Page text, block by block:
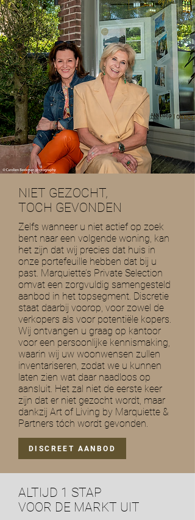
NIET GEZOCHT,
TOCH GEVONDEN
Zelfs wanneer u niet actief op zoek
bent naar een volgende woning, kan
het zijn dat wij precies dat huis in
onze portefeuille hebben dat bij u
past. Marquiette’s Private Selection
omvat een zorgvuldig samengesteld
aanbod in het topsegment. Discretie
staat daarbij voorop, voor zowel de
verkopers als voor potentiële kopers.
Wij ontvangen u graag op kantoor
voor een persoonlijke kennismaking,
waarin wij uw woonwensen zullen
inventariseren, zodat we u kunnen
laten zien wat daar naadloos op
aansluit. Het zal niet de eerste keer
zijn dat er niet gezocht wordt, maar
dankzij Art of Living by Marquiette &
Partners tóch wordt gevonden.
DISCREET AANBOD
ALTIJD 1 STAP
VOOR DE MARKT UIT